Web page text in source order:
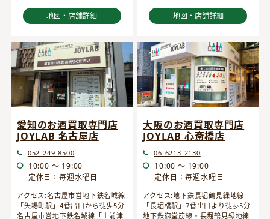
地図・店舗詳細 地図・店舗詳細
愛知のお酒買取専門店
JOYLAB 名古屋店
052-249-8500
10:00 ～ 19:00
定休日：毎週水曜日
アクセス:名古屋市営地下鉄名城線
「矢場町駅」4番出口から徒歩5分
名古屋市営地下鉄名城線「上前津
大阪のお酒買取専門店
JOYLAB 心斎橋店
06-6213-2130
10:00 ～ 19:00
定休日：毎週水曜日
アクセス:地下鉄長堀鶴見緑地線
「長堀橋駅」7番出口より徒歩5分
地下鉄御堂筋線・長堀鶴見緑地線